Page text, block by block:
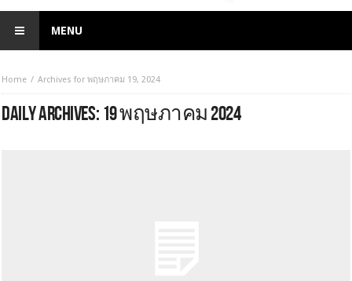
MENU
Home Archives for พฤษภาคม 19, 2024
DAILY ARCHIVES:19 พฤษภาคม 2024